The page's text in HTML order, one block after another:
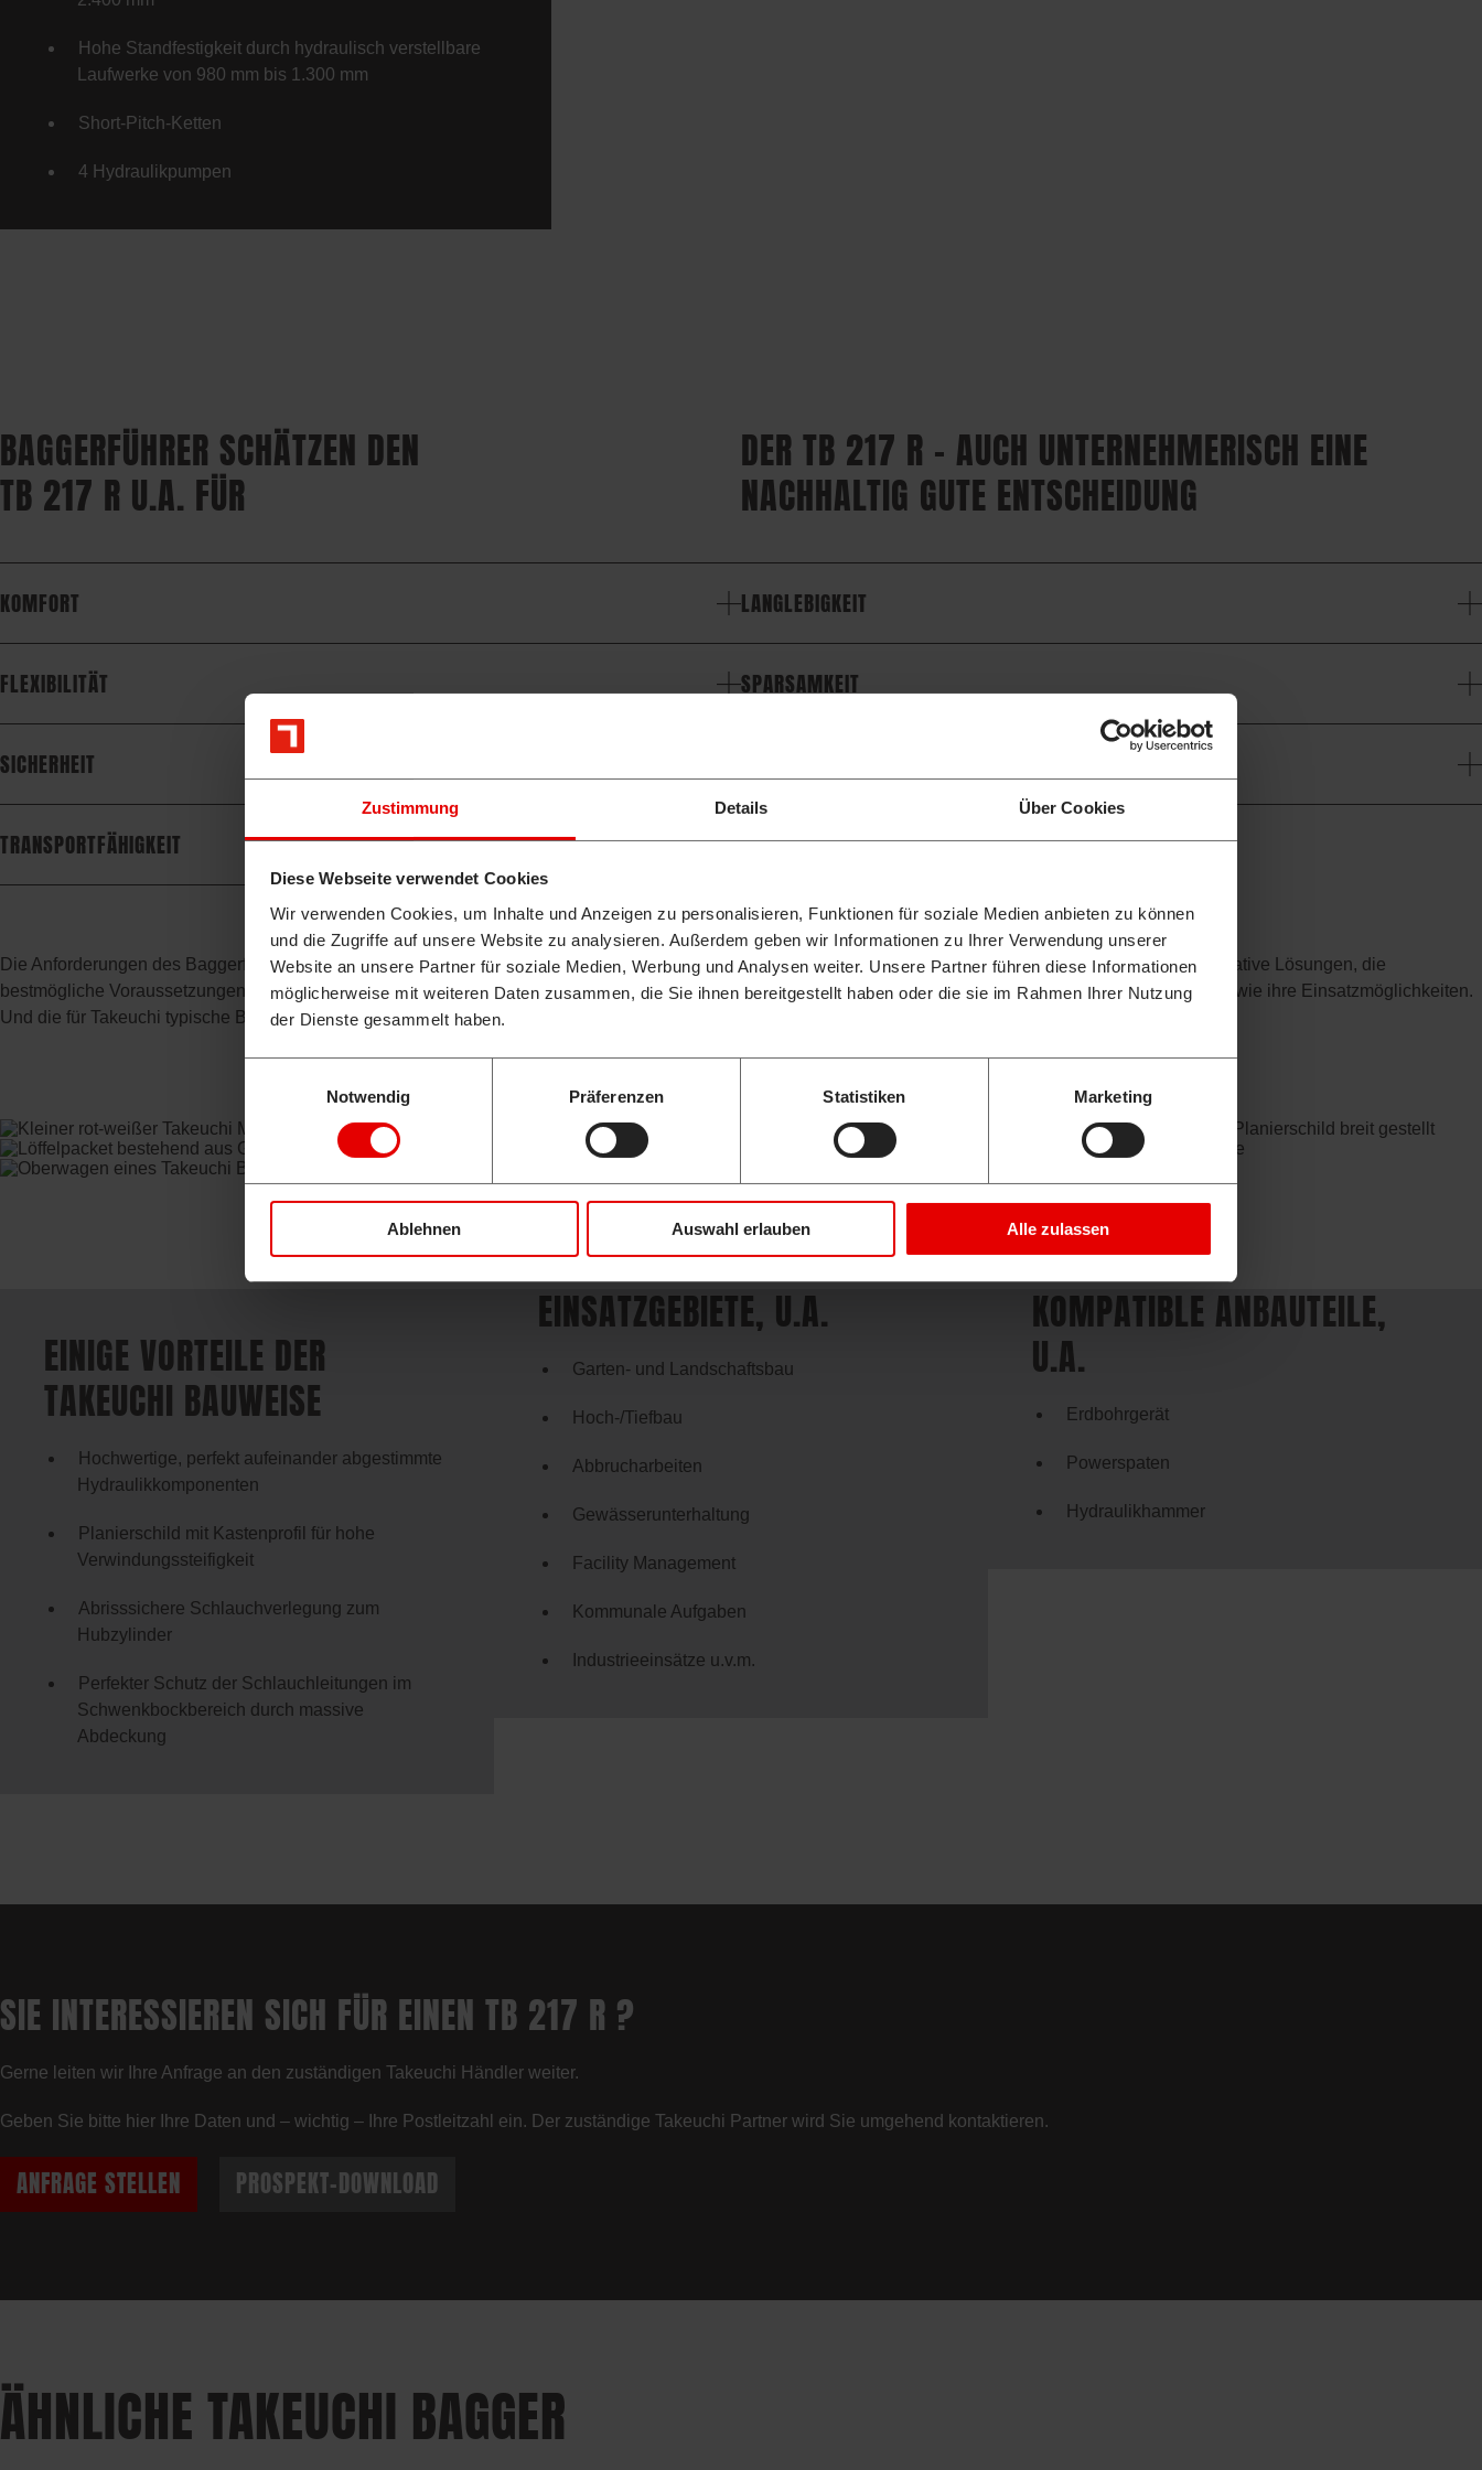
Zustimmung Details Über Cookies
Diese Webseite verwendet Cookies
Wir verwenden Cookies, um Inhalte und Anzeigen zu personalisieren, Funktionen für soziale Medien anbieten zu können
und die Zugriffe auf unsere Website zu analysieren. Außerdem geben wir Informationen zu Ihrer Verwendung unserer
Website an unsere Partner für soziale Medien, Werbung und Analysen weiter. Unsere Partner führen diese Informationen
möglicherweise mit weiteren Daten zusammen, die Sie ihnen bereitgestellt haben oder die sie im Rahmen Ihrer Nutzung
der Dienste gesammelt haben.
Notwendig
Präferenzen Statistiken Marketing
Ablehnen Auswahl erlauben Alle zulassen
Hohe Standfestigkeit durch hydraulisch verstellbare
Laufwerke von 980 mm bis 1.300 mm
Short-Pitch-Ketten
4 Hydraulikpumpen
BAGGERFÜHRER SCHÄTZEN DEN
TB 217 R U.A. FÜR
KOMFORT
FLEXIBILITÄT
SICHERHEIT
TRANSPORTFÄHIGKEIT
DER TB 217 R – AUCH UNTERNEHMERISCH EINE
NACHHALTIG GUTE ENTSCHEIDUNG
LANGLEBIGKEIT
SPARSAMKEIT
Die Anforderungen des Baggerführers stehen im Mittelpunkt aller Entwicklungen von Takeuchi und Wilhelm Schäfer. Höchste Ansprüche an Qualität und innovative Lösungen, die
bestmögliche Voraussetzungen für Ihren Arbeitsalltag schaffen, sind unser Antrieb. Die Grundausstattung der Takeuchi Baumaschinen ist stets so umfangreich wie ihre Einsatzmöglichkeiten.
Und die für Takeuchi typische Bauweise gewährleistet Ihnen zudem höchste Langlebigkeit, Sparsamkeit und eine lange Standzeit.
EINIGE VORTEILE DER
TAKEUCHI BAUWEISE
Hochwertige, perfekt aufeinander abgestimmte
Hydraulikkomponenten
Planierschild mit Kastenprofil für hohe
Verwindungssteifigkeit
Abrisssichere Schlauchverlegung zum
Hubzylinder
Perfekter Schutz der Schlauchleitungen im
Schwenkbockbereich durch massive
Abdeckung
EINSATZGEBIETE, U.A.
Garten- und Landschaftsbau
Hoch-/Tiefbau
Abbrucharbeiten
Gewässerunterhaltung
Facility Management
Kommunale Aufgaben
Industrieeinsätze u.v.m.
KOMPATIBLE ANBAUTEILE,
U.A.
Erdbohrgerät
Powerspaten
Hydraulikhammer
SIE INTERESSIEREN SICH FÜR EINEN TB 217 R ?
Gerne leiten wir Ihre Anfrage an den zuständigen Takeuchi Händler weiter.
Geben Sie bitte hier Ihre Daten und – wichtig – Ihre Postleitzahl ein. Der zuständige Takeuchi Partner wird Sie umgehend kontaktieren.
ANFRAGE STELLEN PROSPEKT-DOWNLOAD
ÄHNLICHE TAKEUCHI BAGGER